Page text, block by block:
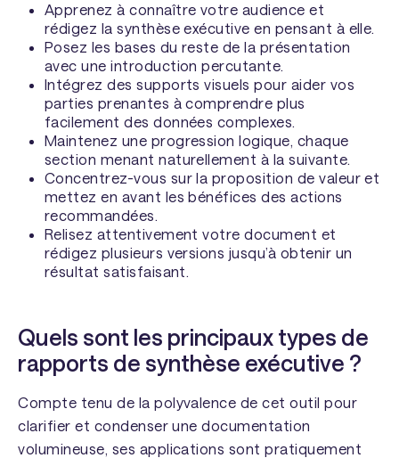
Apprenez à connaître votre audience et
rédigez la synthèse exécutive en pensant à elle.
Posez les bases du reste de la présentation
avec une introduction percutante.
Intégrez des supports visuels pour aider vos
parties prenantes à comprendre plus
facilement des données complexes.
Maintenez une progression logique, chaque
section menant naturellement à la suivante.
Concentrez-vous sur la proposition de valeur et
mettez en avant les bénéfices des actions
recommandées.
Relisez attentivement votre document et
rédigez plusieurs versions jusqu’à obtenir un
résultat satisfaisant.
Quels sont les principaux types de
rapports de synthèse exécutive ?
Compte tenu de la polyvalence de cet outil pour
clarifier et condenser une documentation
volumineuse, ses applications sont pratiquement